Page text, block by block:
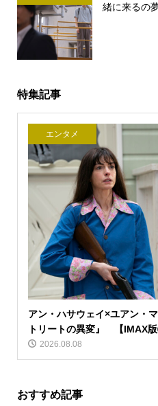
緒に来るの
特集記事
エンタメ
アン・ハサウェイ×ユアン・
トリートの異変』 【IMAX
2026.08.08
おすすめ記事